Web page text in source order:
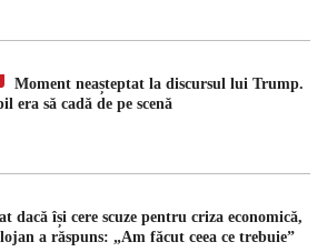
Moment neașteptat la discursul lui Trump.
era să cadă de pe scenă
dacă își cere scuze pentru criza economică,
a răspuns: „Am făcut ceea ce trebuie”